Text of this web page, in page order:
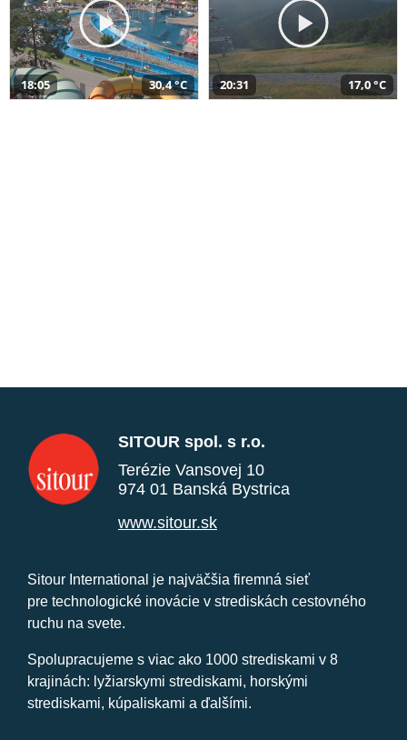
18:05 30,4 °C 20:31 17,0 °C
SITOUR spol. s r.o.
Terézie Vansovej 10
974 01 Banská Bystrica
www.sitour.sk
Sitour International je najväčšia firemná sieť
pre technologické inovácie v strediskách cestovného
ruchu na svete.
Spolupracujeme s viac ako 1000 strediskami v 8
krajinách: lyžiarskymi strediskami, horskými
strediskami, kúpaliskami a ďalšími.